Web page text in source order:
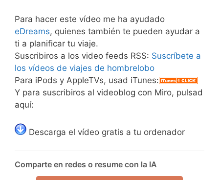
Para hacer este vídeo me ha ayudado
eDreams, quienes también te pueden ayudar a
ti a planificar tu viaje.
Suscribiros a los video feeds RSS: Suscríbete a
los vídeos de viajes de hombrelobo
Para iPods y AppleTVs, usad iTunes:
Y para suscribiros al videoblog con Miro, pulsad
aquí:
Descarga el vídeo gratis a tu ordenador
Comparte en redes o resume con la IA